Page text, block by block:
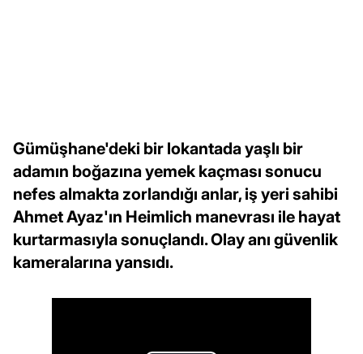
Gümüşhane'deki bir lokantada yaşlı bir
adamın boğazına yemek kaçması sonucu
nefes almakta zorlandığı anlar, iş yeri sahibi
Ahmet Ayaz'ın Heimlich manevrası ile hayat
kurtarmasıyla sonuçlandı. Olay anı güvenlik
kameralarına yansıdı.